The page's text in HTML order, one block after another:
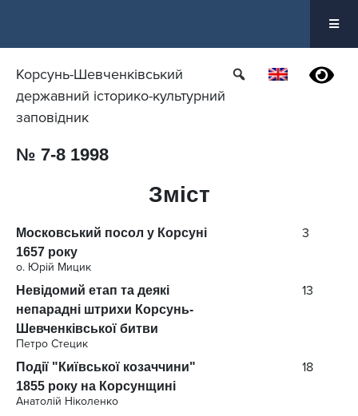
Корсунь-Шевченківський
державний історико-культурний
заповідник
№ 7-8 1998
Зміст
Московський посол у Корсуні
1657 року
о. Юрій Мицик
3
Невідомий етап та деякі
непарадні штрихи Корсунь-
Шевченківської битви
Петро Стецик
13
Події "Київської козаччини"
1855 року на Корсунщині
Анатолій Ніколенко
18